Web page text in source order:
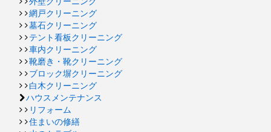
網戸クリーニング
墓石クリーニング
テント看板クリーニング
車内クリーニング
靴磨き・靴クリーニング
ブロック塀クリーニング
白木クリーニング
ハウスメンテナンス
リフォーム
住まいの修繕